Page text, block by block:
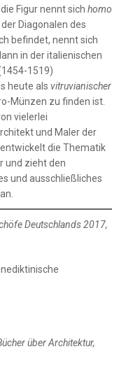
Figur nennt sich homo
der Diagonalen des
befindet, nennt sich
in der italienischen
1519)
heute als vitruvianischer
Münzen zu finden ist.
vielerlei
und Maler der
die Thematik
und zieht den
und ausschließliches
Deutschlands 2017,
über Architektur,